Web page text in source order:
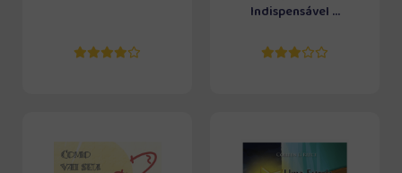
Indispensável ...